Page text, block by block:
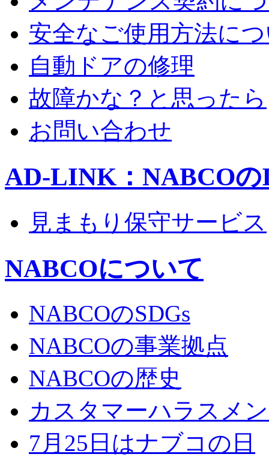
安全なご使用方法に
自動ドアの修理
故障かな？と思ったら
お問い合わせ
AD-LINK：NABCOの
見まもり保守サービス
NABCOについて
NABCOのSDGs
NABCOの事業拠点
NABCOの歴史
カスタマーハラスメ
7月25日はナブコの日